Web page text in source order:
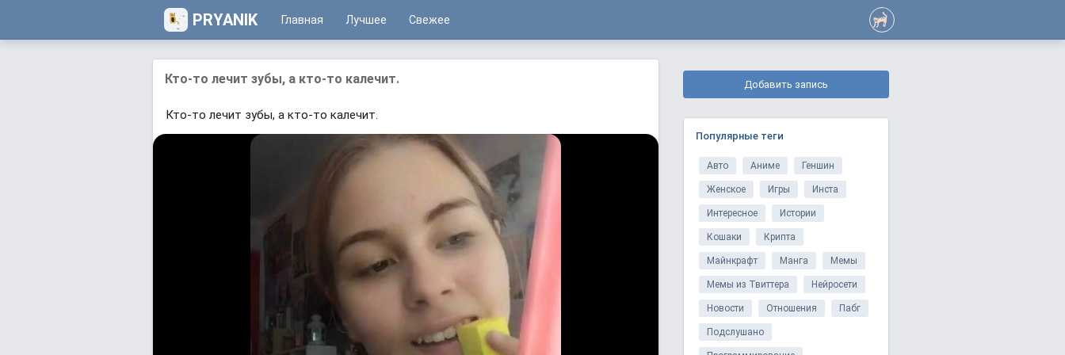
PRYANIK Главная Лучшее Свежее
Кто-то лечит зубы, а кто-то калечит.
Кто-то лечит зубы, а кто-то калечит.
Добавить запись
Популярные теги
Авто Аниме Геншин
Женское Игры Инста
Интересное Истории
Кошаки Крипта
Майнкрафт Манга Мемы
Мемы из Твиттера Нейросети
Новости Отношения Пабг
Подслушано